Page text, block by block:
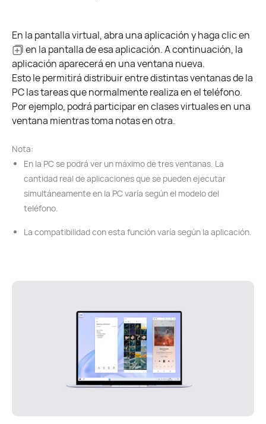
En la pantalla virtual, abra una aplicación y haga clic en
en la pantalla de esa aplicación. A continuación, la
aplicación aparecerá en una ventana nueva.
Esto le permitirá distribuir entre distintas ventanas de la
PC las tareas que normalmente realiza en el teléfono.
Por ejemplo, podrá participar en clases virtuales en una
ventana mientras toma notas en otra.
Nota:
En la PC se podrá ver un máximo de tres ventanas. La
cantidad real de aplicaciones que se pueden ejecutar
simultáneamente en la PC varía según el modelo del
teléfono.
La compatibilidad con esta función varía según la aplicación.